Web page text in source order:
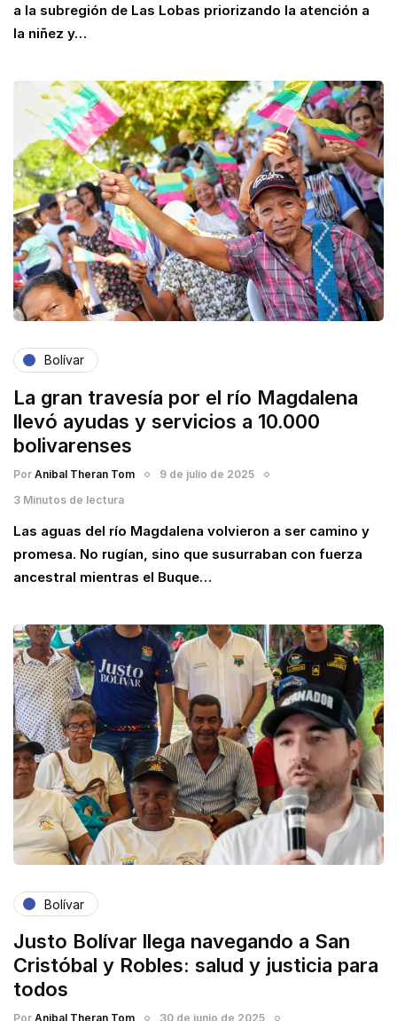
a la subregión de Las Lobas priorizando la atención a
la niñez y…
Bolívar
La gran travesía por el río Magdalena
llevó ayudas y servicios a 10.000
bolivarenses
Por Anibal Theran Tom
9 de julio de 2025
3 Minutos de lectura
Las aguas del río Magdalena volvieron a ser camino y
promesa. No rugían, sino que susurraban con fuerza
ancestral mientras el Buque…
Bolívar
Justo Bolívar llega navegando a San
Cristóbal y Robles: salud y justicia para
todos
Por Anibal Theran Tom 30 de junio de 2025